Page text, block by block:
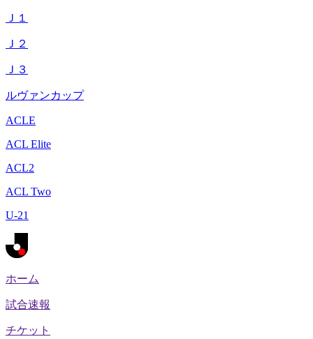
Ｊ１
Ｊ２
Ｊ３
ルヴァンカップ
ACLE
ACL Elite
ACL2
ACL Two
U-21
ホーム
試合速報
チケット